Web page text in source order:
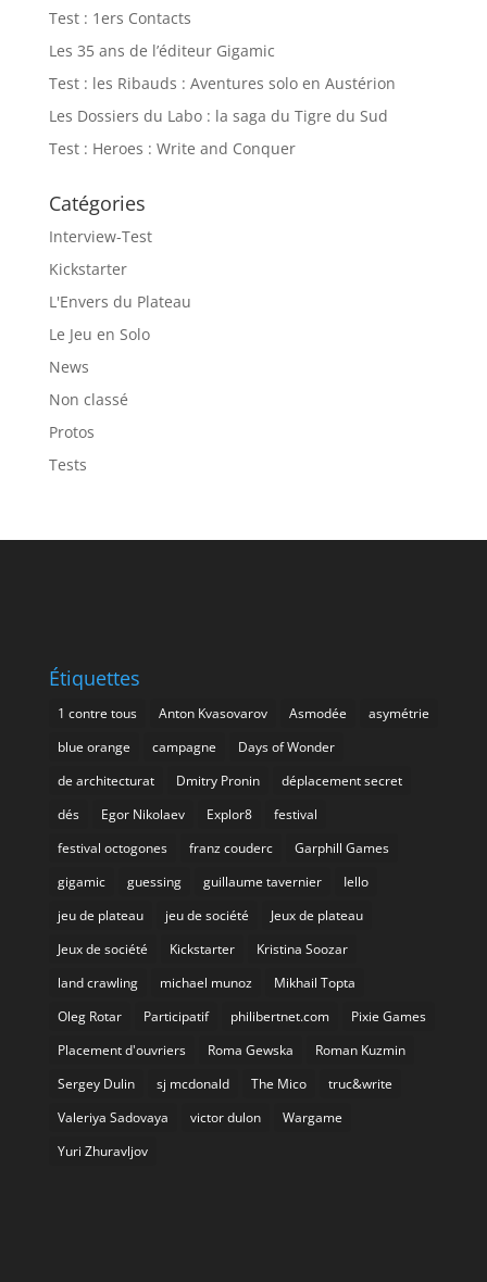
Test : 1ers Contacts
Les 35 ans de l’éditeur Gigamic
Test : les Ribauds : Aventures solo en Austérion
Les Dossiers du Labo : la saga du Tigre du Sud
Test : Heroes : Write and Conquer
Catégories
Interview-Test
Kickstarter
L'Envers du Plateau
Le Jeu en Solo
News
Non classé
Protos
Tests
Étiquettes
1 contre tous Anton Kvasovarov Asmodée
asymétrie
blue orange
campagne
Days of Wonder
de architecturat
Dmitry Pronin
déplacement secret
dés
Egor Nikolaev Explor8
festival
festival octogones
franz couderc
Garphill Games
gigamic
guessing guillaume tavernier
Iello
jeu de plateau
jeu de société
Jeux de plateau
Jeux de société
Kickstarter
Kristina Soozar
land crawling
michael munoz
Mikhail Topta
Oleg Rotar
Participatif philibertnet.com
Pixie Games
Placement d'ouvriers
Roma Gewska
Roman Kuzmin
Sergey Dulin
sj mcdonald The Mico
truc&write
Valeriya Sadovaya
victor dulon
Wargame
Yuri Zhuravljov